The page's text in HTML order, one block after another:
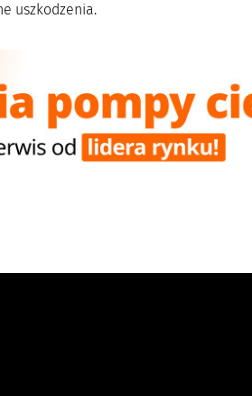
uszkodzenia.